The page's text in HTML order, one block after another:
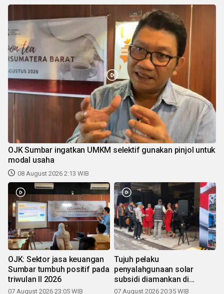
OJK Sumbar ingatkan UMKM selektif gunakan pinjol untuk
modal usaha
08 August 2026 2:13 WIB
OJK: Sektor jasa keuangan
Sumbar tumbuh positif pada
triwulan II 2026
07 August 2026 23:05 WIB
Tujuh pelaku
penyalahgunaan solar
subsidi diamankan di
Sumbar
07 August 2026 20:35 WIB